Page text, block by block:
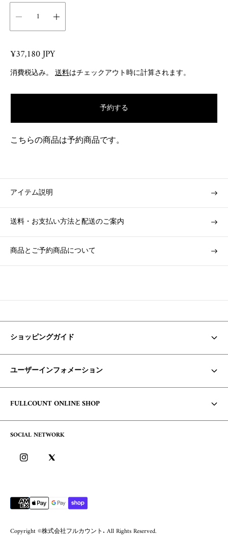
R
e
g
u
r
p
c
e
¥37,180 JPY
消費税込み。 送料はチェックアウト時に計算されます。
予約する
こちらの商品は予約商品です。
アイテム説明
送料・お支払い方法と配送のご案内
商品とご予約商品について
SOCIAL NETWORK
ショッピングガイド
お支払い方法・配送について
利用規約
個人情報保護方針
特定商取引に基づく表記
ユーザーインフォメーション
よくあるご質問
ログイン
FULLCOUNT ONLINE SHOP
コンセプト
ブログ
Copyright ©株式会社フルカウント. All Rights Reserved.